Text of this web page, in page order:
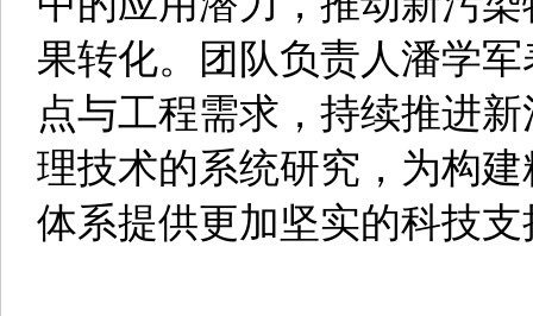
果转化。团队负责人潘学
点与工程需求，持续推进
理技术的系统研究，为构
体系提供更加坚实的科技